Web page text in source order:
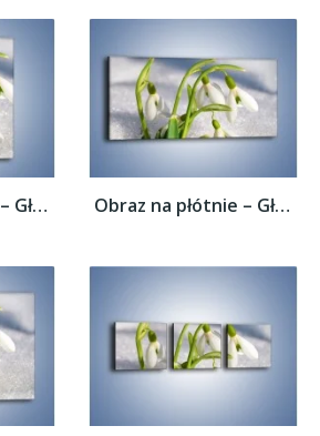
Obraz na płótnie – Głęboko zanurzony... Obraz na płótnie – Głęboko zanurzony...